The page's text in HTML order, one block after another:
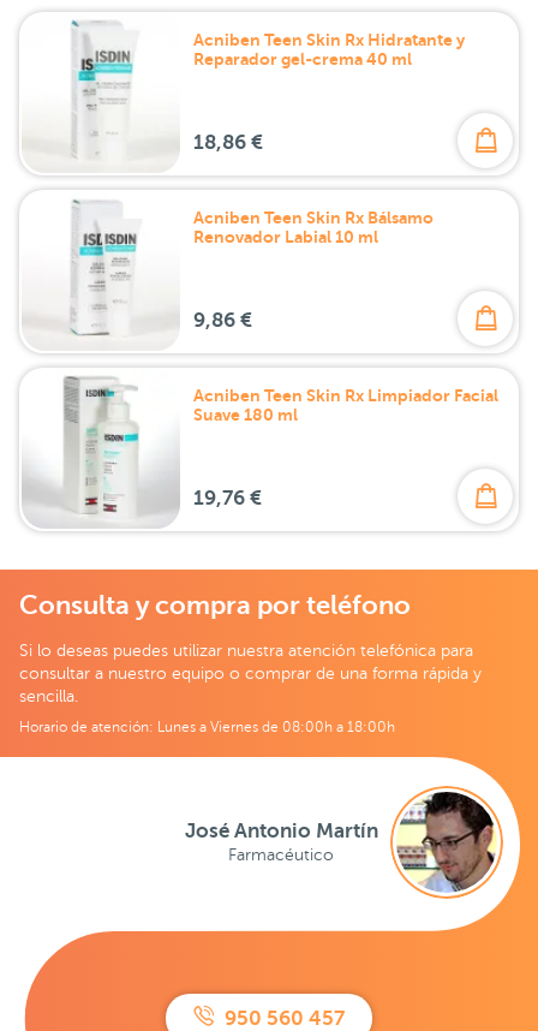
Acniben Teen Skin Rx Hidratante y
Reparador gel-crema 40 ml
18,86 €
Acniben Teen Skin Rx Bálsamo
Renovador Labial 10 ml
9,86 €
Acniben Teen Skin Rx Limpiador Facial
Suave 180 ml
19,76 €
Consulta y compra por teléfono
Si lo deseas puedes utilizar nuestra atención telefónica para
consultar a nuestro equipo o comprar de una forma rápida y
sencilla.
Horario de atención: Lunes a Viernes de 08:00h a 18:00h
950 560 457
José Antonio Martín
Farmacéutico